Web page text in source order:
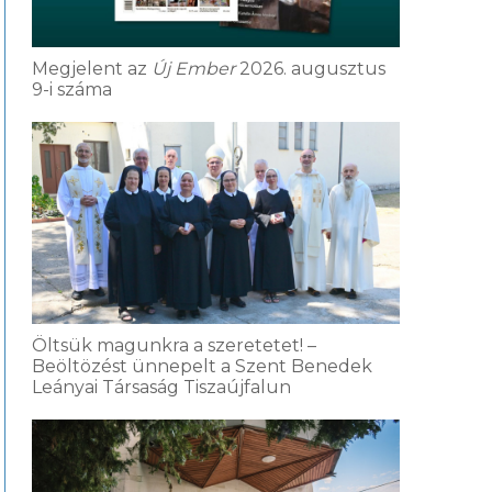
Megjelent az Új Ember2026. augusztus
9-i száma
Öltsük magunkra a szeretetet! –
Beöltözést ünnepelt a Szent Benedek
Leányai Társaság Tiszaújfalun